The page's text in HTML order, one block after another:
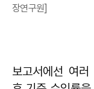
장연구원]
보고서에선 여